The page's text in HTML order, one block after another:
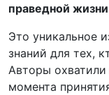
праведной
Это уникальное
знаний для тех,
Авторы
момента